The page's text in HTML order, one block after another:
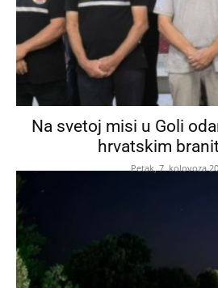
Na svetoj misi u Goli
hrvatskim
Petak, 7. kolovoza